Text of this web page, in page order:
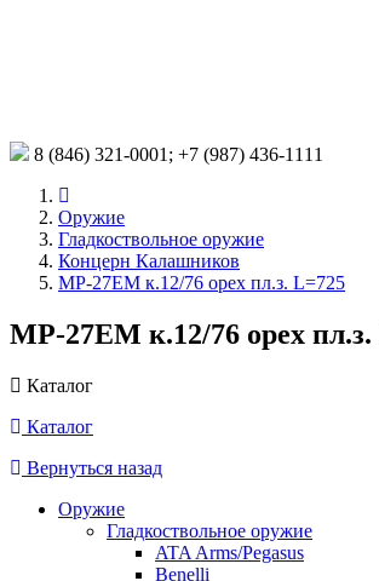
8 (846) 321-0001; +7 (987) 436-1111
Оружие
Гладкоствольное оружие
Концерн Калашников
МР-27ЕМ к.12/76 орех пл.з. L=725
МР-27ЕМ к.12/76 орех пл.з.
Каталог
Каталог
Вернуться назад
Оружие
Гладкоствольное оружие
ATA Arms/Pegasus
Benelli